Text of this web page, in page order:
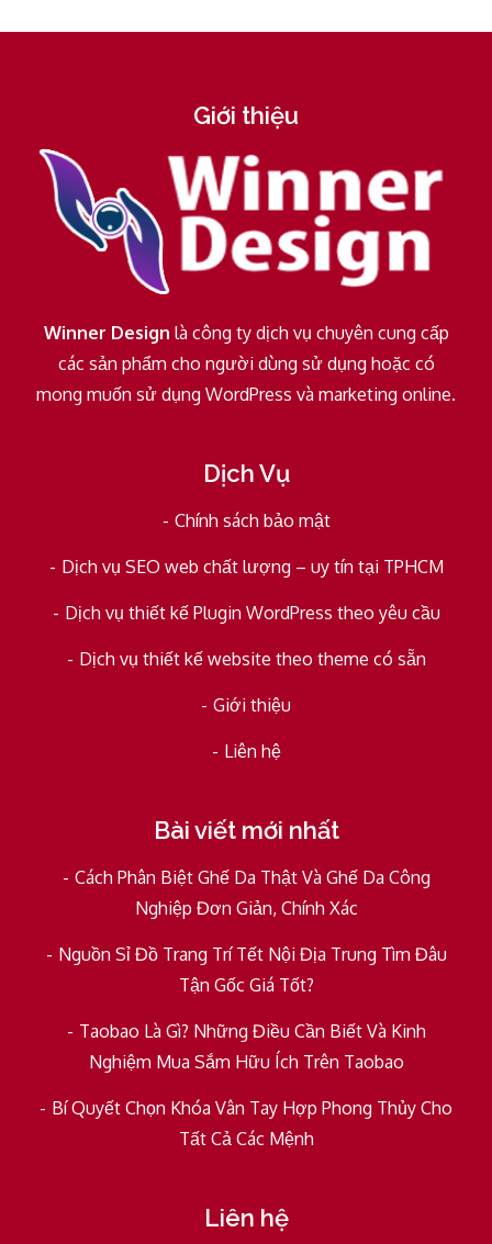
Giới thiệu
Winner Design là công ty dịch vụ chuyên cung cấp
các sản phẩm cho người dùng sử dụng hoặc có
mong muốn sử dụng WordPress và marketing online.
Dịch Vụ
Chính sách bảo mật
Dịch vụ SEO web chất lượng – uy tín tại TPHCM
Dịch vụ thiết kế Plugin WordPress theo yêu cầu
Dịch vụ thiết kế website theo theme có sẵn
Giới thiệu
Liên hệ
Bài viết mới nhất
Cách Phân Biệt Ghế Da Thật Và Ghế Da Công
Nghiệp Đơn Giản, Chính Xác
Nguồn Sỉ Đồ Trang Trí Tết Nội Địa Trung Tìm Đâu
Tận Gốc Giá Tốt?
Taobao Là Gì? Những Điều Cần Biết Và Kinh
Nghiệm Mua Sắm Hữu Ích Trên Taobao
Bí Quyết Chọn Khóa Vân Tay Hợp Phong Thủy Cho
Tất Cả Các Mệnh
Liên hệ